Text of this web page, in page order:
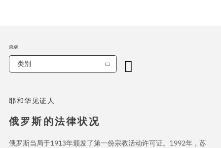
耶和华见证人
俄罗斯的法律状况
俄罗斯当局于1913年颁发了第一份宗教活动许可证。1992年，苏
类别
类别